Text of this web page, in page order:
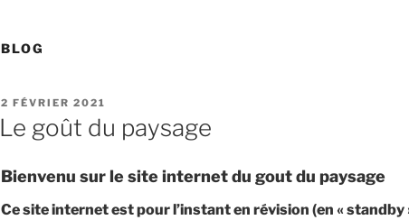
BLOG
PUBLIÉ
LE
2 FÉVRIER 2021
Le goût du paysage
Bienvenu sur le site internet du gout du paysage
Ce site internet est pour l’instant en révision (en « standby